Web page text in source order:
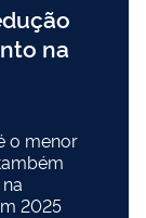
na
o menor
2025